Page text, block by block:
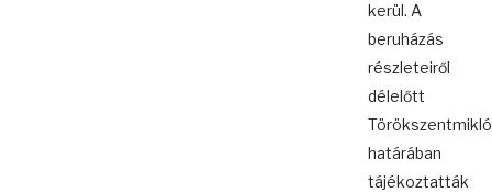
kerül. A
beruházás
részleteiről
délelőtt
határában
tájékoztatták